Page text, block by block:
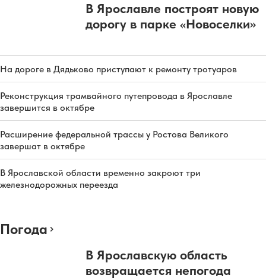
В Ярославле построят новую
дорогу в парке «Новоселки»
На дороге в Дядьково приступают к ремонту тротуаров
Реконструкция трамвайного путепровода в Ярославле
завершится в октябре
Расширение федеральной трассы у Ростова Великого
завершат в октябре
В Ярославской области временно закроют три
железнодорожных переезда
Погода
В Ярославскую область
возвращается непогода